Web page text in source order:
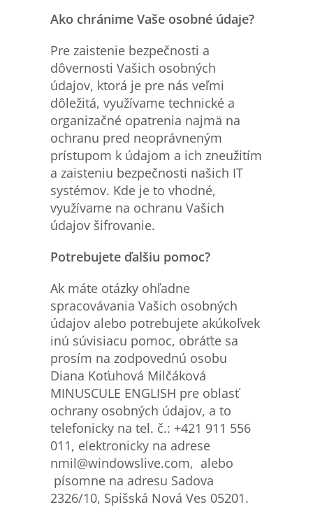
Ako chránime Vaše osobné údaje?
Pre zaistenie bezpečnosti a
dôvernosti Vašich osobných
údajov, ktorá je pre nás veľmi
dôležitá, využívame technické a
organizačné opatrenia najmä na
ochranu pred neoprávneným
prístupom k údajom a ich zneužitím
a zaisteniu bezpečnosti našich IT
systémov. Kde je to vhodné,
využívame na ochranu Vašich
údajov šifrovanie.
Potrebujete ďalšiu pomoc?
Ak máte otázky ohľadne
spracovávania Vašich osobných
údajov alebo potrebujete akúkoľvek
inú súvisiacu pomoc, obráťte sa
prosím na zodpovednú osobu
Diana Koťuhová Milčáková
MINUSCULE ENGLISH pre oblasť
ochrany osobných údajov, a to
telefonicky na tel. č.: +421 911 556
011, elektronicky na adrese
nmil@windowslive.com, alebo
písomne na adresu Sadova
2326/10, Spišská Nová Ves 05201.